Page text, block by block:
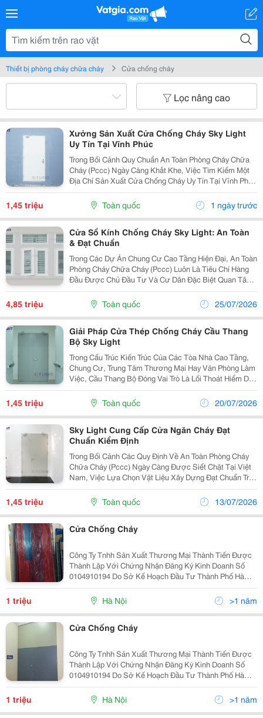
Thiết bị phòng cháy chữa cháy Cửa chống cháy
Lọc nâng cao
Xưởng Sản Xuất Cửa Chống Cháy Sky Light
Uy Tín Tại Vĩnh Phúc
Trong Bối Cảnh Quy Chuẩn An Toàn Phòng Cháy Chữa
Cháy (Pccc) Ngày Càng Khắt Khe, Việc Tìm Kiếm Một
Địa Chỉ Sản Xuất Cửa Chống Cháy Uy Tín Tại Vĩnh Phúc
Là Mối Quan Tâm Hàng Đầu Của Các Chủ Đầu Tư, Nhà
Thầu Và Đơn Vị Thi Công. Vĩnh Phúc Không Chỉ Là...
1,45 triệu Toàn quốc 1 ngày trước
Cửa Sổ Kính Chống Cháy Sky Light: An Toàn
& Đạt Chuẩn
Trong Các Dự Án Chung Cư Cao Tầng Hiện Đại, An Toàn
Phòng Cháy Chữa Cháy (Pccc) Luôn Là Tiêu Chí Hàng
Đầu Được Chủ Đầu Tư Và Cư Dân Đặc Biệt Quan Tâm.
Do Đặc Thù Kiến Trúc Tập Trung Đông Người Và
Khoảng Cách Giữa Các Căn Hộ Tương Đối Gần, Nguy
Cơ Lửa...
4,85 triệu Toàn quốc 25/07/2026
Giải Pháp Cửa Thép Chống Cháy Cầu Thang
Bộ Sky Light
Trong Cấu Trúc Kiến Trúc Của Các Tòa Nhà Cao Tầng,
Chung Cư, Trung Tâm Thương Mại Hay Văn Phòng Làm
Việc, Cầu Thang Bộ Đóng Vai Trò Là Lối Thoát Hiểm Duy
Nhất Và Quan Trọng Nhất Khi Xảy Ra Sự Cố Hỏa Hoạn.
Để Đảm Bảo Lối Thoát Nạn Này Không Bị Cô Lập...
1,45 triệu Toàn quốc 20/07/2026
Sky Light Cung Cấp Cửa Ngăn Cháy Đạt
Chuẩn Kiểm Định
Trong Bối Cảnh Các Quy Định Về An Toàn Phòng Cháy
Chữa Cháy (Pccc) Ngày Càng Được Siết Chặt Tại Việt
Nam, Việc Lựa Chọn Vật Liệu Xây Dựng Đạt Chuẩn Trở
Thành Yêu Cầu Bắt Buộc Đối Với Mọi Công Trình. Đối
Với Các Dự Án Từ Nhà Ở Cao Tầng, Trung Tâm...
1,45 triệu Toàn quốc 13/07/2026
Cửa Chống Cháy
Công Ty Tnhh Sản Xuất Thương Mại Thành Tiến Được
Thành Lập Với Chứng Nhận Đăng Ký Kinh Doanh Số
0104910194 Do Sở Kế Hoạch Đầu Tư Thành Phố Hà
Nội Cấp Ngày 29 Tháng 09 Năm 2010. Công Ty Chúng
Tôi Chuyên Cung Cấp, Lắp Đặt Và Bảo Trì Các Hạng
1 triệu Hà Nội >1 năm
Cửa Chống Cháy
Công Ty Tnhh Sản Xuất Thương Mại Thành Tiến Được
Thành Lập Với Chứng Nhận Đăng Ký Kinh Doanh Số
0104910194 Do Sở Kế Hoạch Đầu Tư Thành Phố Hà
Nội Cấp Ngày 29 Tháng 09 Năm 2010. Công Ty Chúng
Tôi Chuyên Cung Cấp, Lắp Đặt Và Bảo Trì Các Hạng
1 triệu Hà Nội >1 năm